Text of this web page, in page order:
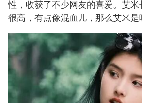
性，收获了不少网友的喜爱。艾
很高，有点像混血儿，那么艾米是